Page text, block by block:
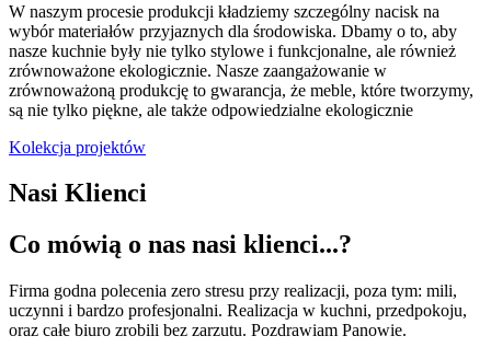
W naszym procesie produkcji kładziemy szczególny nacisk na
wybór materiałów przyjaznych dla środowiska. Dbamy o to, aby
nasze kuchnie były nie tylko stylowe i funkcjonalne, ale również
zrównoważone ekologicznie. Nasze zaangażowanie w
zrównoważoną produkcję to gwarancja, że meble, które tworzymy,
są nie tylko piękne, ale także odpowiedzialne ekologicznie
Kolekcja projektów
Nasi Klienci
Co mówią o nas nasi klienci...?
Firma godna polecenia zero stresu przy realizacji, poza tym: mili,
uczynni i bardzo profesjonalni. Realizacja w kuchni, przedpokoju,
oraz całe biuro zrobili bez zarzutu. Pozdrawiam Panowie.